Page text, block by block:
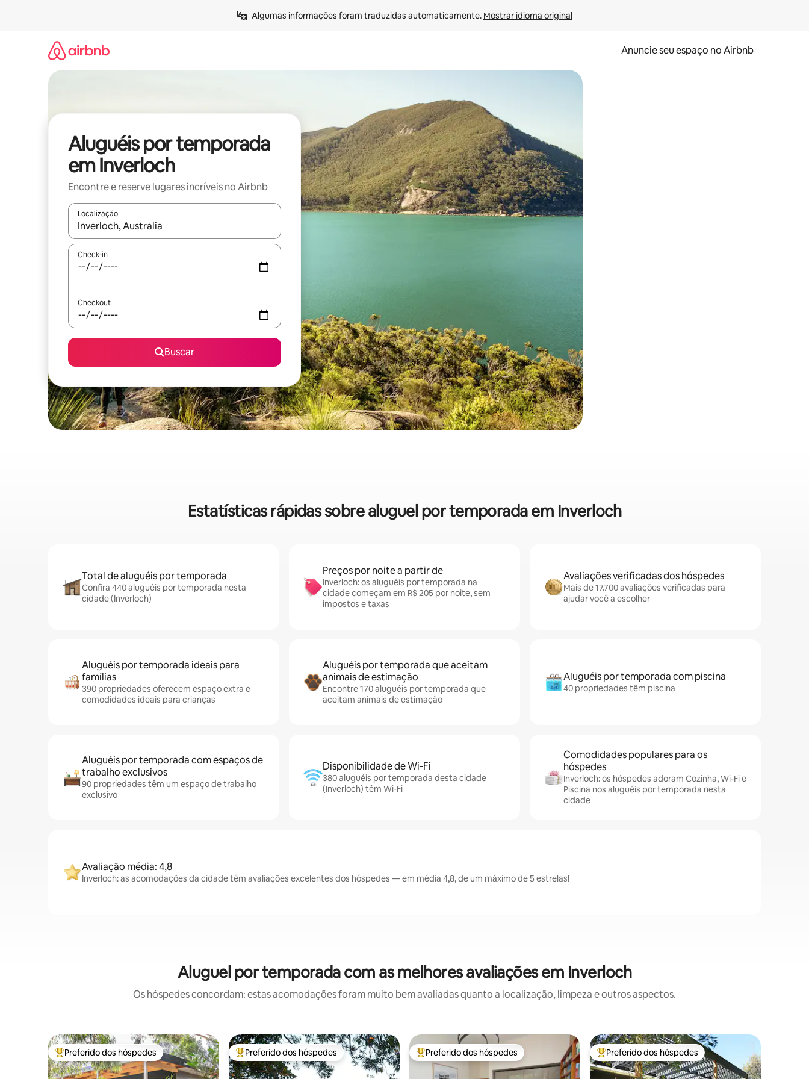
Algumas informações foram traduzidas automaticamente. Mostrar idioma original
Anuncie seu espaço no Airbnb
Aluguéis por temporada
em Inverloch
Encontre e reserve lugares incríveis no Airbnb
Localização
Quando os resultados estiverem disponíveis, explore-os usando as seta para cima e para baixo do teclado ou tocando e deslizando o dedo na tela.
Check-in
Checkout
Buscar
Estatísticas rápidas sobre aluguel por temporada em Inverloch
Total de aluguéis por temporada
Confira 440 aluguéis por temporada nesta
cidade (Inverloch)
Preços por noite a partir de
Inverloch: os aluguéis por temporada na
cidade começam em R$ 205 por noite, sem
impostos e taxas
Avaliações verificadas dos hóspedes
Mais de 17.700 avaliações verificadas para
ajudar você a escolher
Aluguéis por temporada ideais para
famílias
390 propriedades oferecem espaço extra e
comodidades ideais para crianças
Aluguéis por temporada que aceitam
animais de estimação
Encontre 170 aluguéis por temporada que
aceitam animais de estimação
Aluguéis por temporada com piscina
40 propriedades têm piscina
Aluguéis por temporada com espaços de
trabalho exclusivos
90 propriedades têm um espaço de trabalho
exclusivo
Disponibilidade de Wi-Fi
380 aluguéis por temporada desta cidade
(Inverloch) têm Wi-Fi
Comodidades populares para os
hóspedes
Inverloch: os hóspedes adoram Cozinha, Wi-Fi e
Piscina nos aluguéis por temporada nesta
cidade
Avaliação média: 4,8
Inverloch: as acomodações da cidade têm avaliações excelentes dos hóspedes — em média 4,8, de um máximo de 5 estrelas!
Aluguel por temporada com as melhores avaliações em Inverloch
Os hóspedes concordam: estas acomodações foram muito bem avaliadas quanto a localização, limpeza e outros aspectos.
Entre os melhores preferidos dos hóspedes
Preferido dos hóspedes Entre os melhores preferidos dos hóspedes
Preferido dos hóspedes Entre os melhores preferidos dos hóspedes
Preferido dos hóspedes Entre os melhores preferidos dos hóspedes
Preferido dos hóspedes